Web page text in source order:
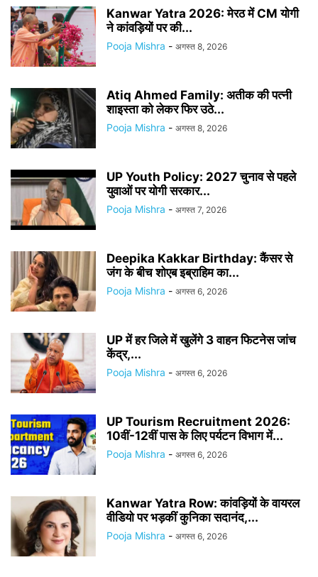
Kanwar Yatra 2026: मेरठ में CM योगी
ने कांवड़ियों पर की...
Pooja Mishra - अगस्त 8, 2026
Atiq Ahmed Family: अतीक की पत्नी
शाइस्ता को लेकर फिर उठे...
Pooja Mishra - अगस्त 8, 2026
UP Youth Policy: 2027 चुनाव से पहले
युवाओं पर योगी सरकार...
Pooja Mishra - अगस्त 7, 2026
Deepika Kakkar Birthday: कैंसर से
जंग के बीच शोएब इब्राहिम का...
Pooja Mishra - अगस्त 6, 2026
UP में हर जिले में खुलेंगे 3 वाहन फिटनेस जांच
केंद्र,...
Pooja Mishra - अगस्त 6, 2026
UP Tourism Recruitment 2026:
10वीं-12वीं पास के लिए पर्यटन विभाग में...
Pooja Mishra - अगस्त 6, 2026
Kanwar Yatra Row: कांवड़ियों के वायरल
वीडियो पर भड़कीं कुनिका सदानंद,...
Pooja Mishra - अगस्त 6, 2026